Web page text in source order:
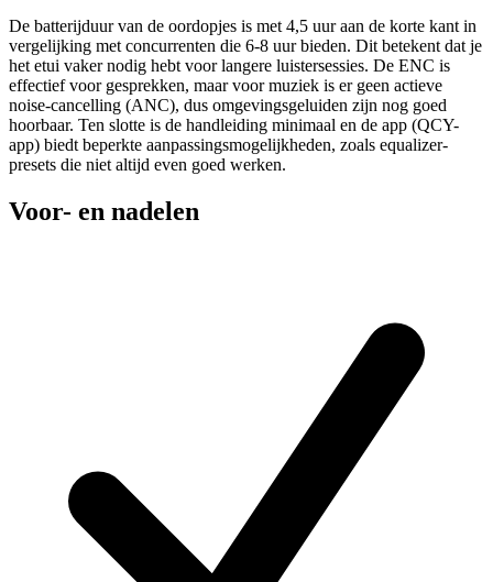
De batterijduur van de oordopjes is met 4,5 uur aan de korte kant in
vergelijking met concurrenten die 6-8 uur bieden. Dit betekent dat je
het etui vaker nodig hebt voor langere luistersessies. De ENC is
effectief voor gesprekken, maar voor muziek is er geen actieve
noise-cancelling (ANC), dus omgevingsgeluiden zijn nog goed
hoorbaar. Ten slotte is de handleiding minimaal en de app (QCY-
app) biedt beperkte aanpassingsmogelijkheden, zoals equalizer-
presets die niet altijd even goed werken.
Voor- en nadelen